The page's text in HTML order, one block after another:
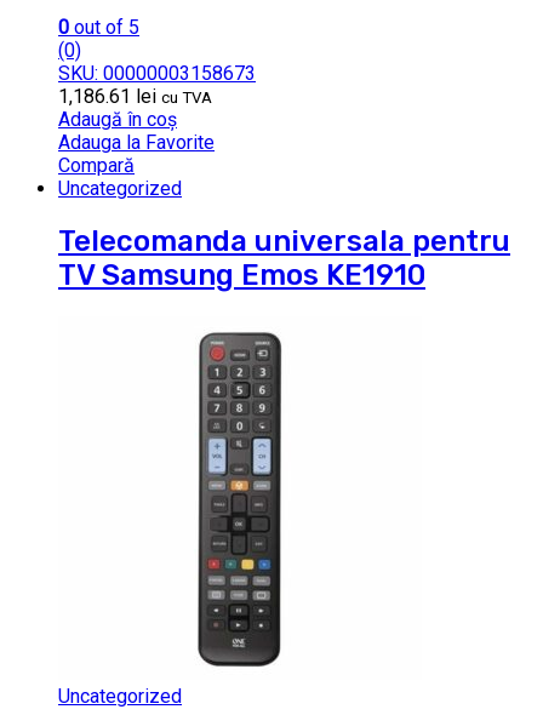
0 out of 5
(0)
SKU: 00000003158673
1,186.61 lei cu TVA
Adaugă în coș
Adauga la Favorite
Compară
Uncategorized
Telecomanda universala pentru
TV Samsung Emos KE1910
Uncategorized